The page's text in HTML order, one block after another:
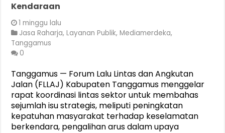
Kendaraan
1 minggu lalu
Jasa Raharja,Layanan Publik,Mediamerdeka,
Tanggamus
0
Tanggamus — Forum Lalu Lintas dan Angkutan
Jalan (FLLAJ) Kabupaten Tanggamus menggelar
rapat koordinasi lintas sektor untuk membahas
sejumlah isu strategis, meliputi peningkatan
kepatuhan masyarakat terhadap keselamatan
berkendara, pengalihan arus dalam upaya